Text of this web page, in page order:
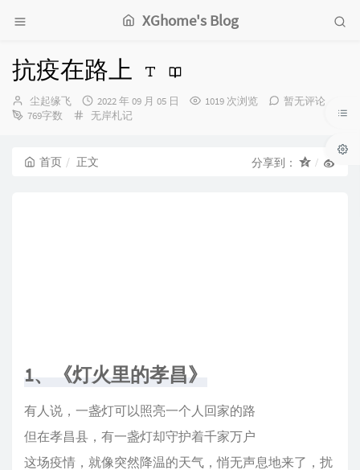
XGhome's Blog
抗疫在路上
博
主：
尘起缘飞
发
布
2022 年 09 月 05 日 1019 次浏览
暂无评论
769字数
分
无岸札记
首页 正文 分享到：
1、《灯火里的孝昌》
有人说，一盏灯可以照亮一个人回家的路
但在孝昌县，有一盏灯却守护着千家万户
这场疫情，就像突然降温的天气，悄无声息地来了，扰